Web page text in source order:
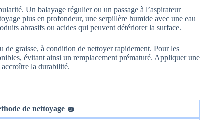
Un balayage régulier ou un passage à l’aspirateur
plus en profondeur, une serpillère humide avec une eau
abrasifs ou acides qui peuvent détériorer la surface.
de graisse, à condition de nettoyer rapidement. Pour les
évitant ainsi un remplacement prématuré. Appliquer une
accroître la durabilité.
de nettoyage 🧽